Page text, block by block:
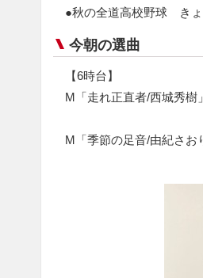
●秋の全道高校野球 き
今朝の選曲
【6時台】
M「走れ正直者/西城秀樹」
M「季節の足音/由紀さお